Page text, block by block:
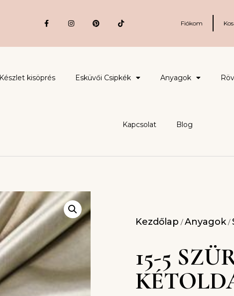
Fiókom
Készlet kisöprés Esküvői Csipkék Anyagok
Kapcsolat Blog
Kezdőlap /Anyagok/
15-5